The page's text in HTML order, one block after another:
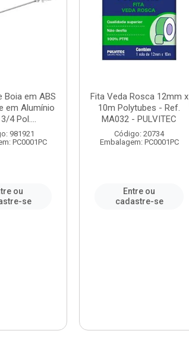
Boia em ABS
em Alumínio
4 Pol....
981921
PC0001PC
ou
se
Fita Veda Rosca 12mm x
10m Polytubes - Ref.
MA032 - PULVITEC
Código: 20734
Embalagem: PC0001PC
Entre ou
cadastre-se